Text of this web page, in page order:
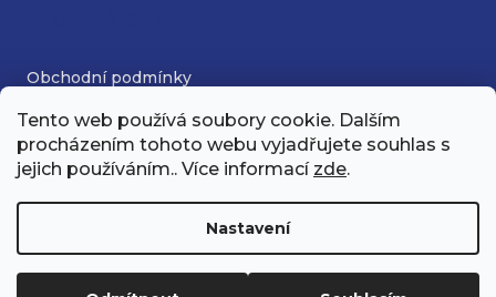
Tento web používá soubory cookie. Dalším
procházením tohoto webu vyjadřujete souhlas s
jejich používáním.. Více informací zde.
Nastavení
Obchodní podmínky
Podmínky ochrany osobních údajů